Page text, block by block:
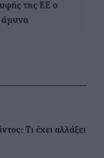
της ΕΕ ο
άμυνα
Τι έχει αλλάξει